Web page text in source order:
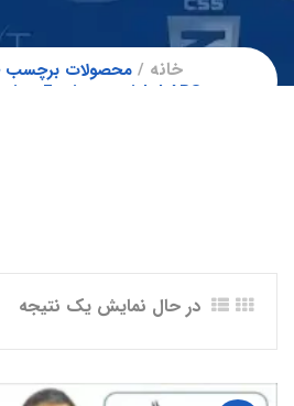
خانه
محصولات برچسب
Engineer with LABS”
در حال نمایش یک نتیجه